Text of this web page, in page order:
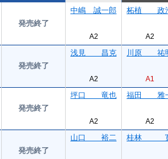
発売終了
中嶋 誠一郎
A2
柘植 政
A2
発売終了
浅見 昌克
A2
川原 祐
A1
発売終了
坪口 竜也
A2
福田 雅
A2
発売終了
山口 裕二 桂林